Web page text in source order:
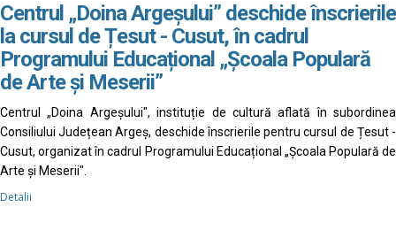
Centrul „Doina Argeșului” deschide înscrierile
la cursul de Țesut - Cusut, în cadrul
Programului Educațional „Școala Populară
de Arte și Meserii”
Centrul „Doina Argeșului", instituție de cultură aflată în subordinea
Consiliului Județean Argeș, deschide înscrierile pentru cursul de Țesut -
Cusut, organizat în cadrul Programului Educațional „Școala Populară de
Arte și Meserii".
Detalii